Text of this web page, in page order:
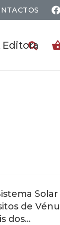
Editora
de
dos…